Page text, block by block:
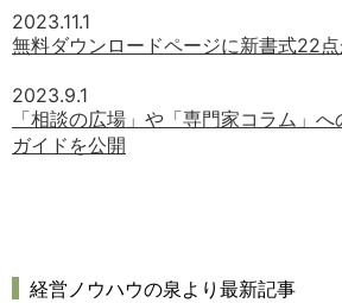
2023.11.1
無料ダウンロードページに新書式22
2023.9.1
「相談の広場」や「専門家コラム」
ガイドを公開
経営ノウハウの泉より最新記事